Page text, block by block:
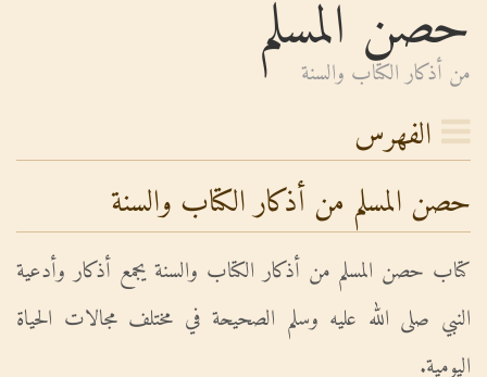
حصن المسلم
من أذكار الكتاب والسنة
الفهرس
حصن المسلم من أذكار الكتاب والسنة
كتاب حصن المسلم من أذكار الكتاب والسنة يجمع أذكار وأدعية
النبي صلى الله عليه وسلم الصحيحة في مختلف مجالات الحياة
اليومية.